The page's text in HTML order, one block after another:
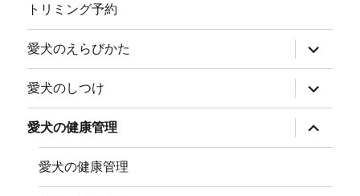
ー
を
展
開
トリミング予約
愛犬のえらびかた
サ
ブ
メ
ニ
ュ
ー
を
展
開
愛犬のしつけ
サ
ブ
メ
ニ
ュ
ー
開
愛犬の健康管理
サ
ブ
メ
ー
愛犬の健康管理